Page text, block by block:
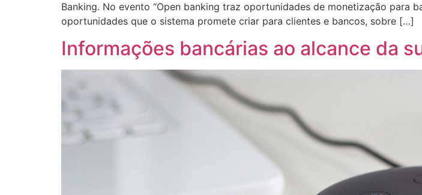
Banking. No evento “Open banking traz oportunidades de monetização para
oportunidades que o sistema promete criar para clientes e bancos, sobre […]
Informações bancárias ao alcance da